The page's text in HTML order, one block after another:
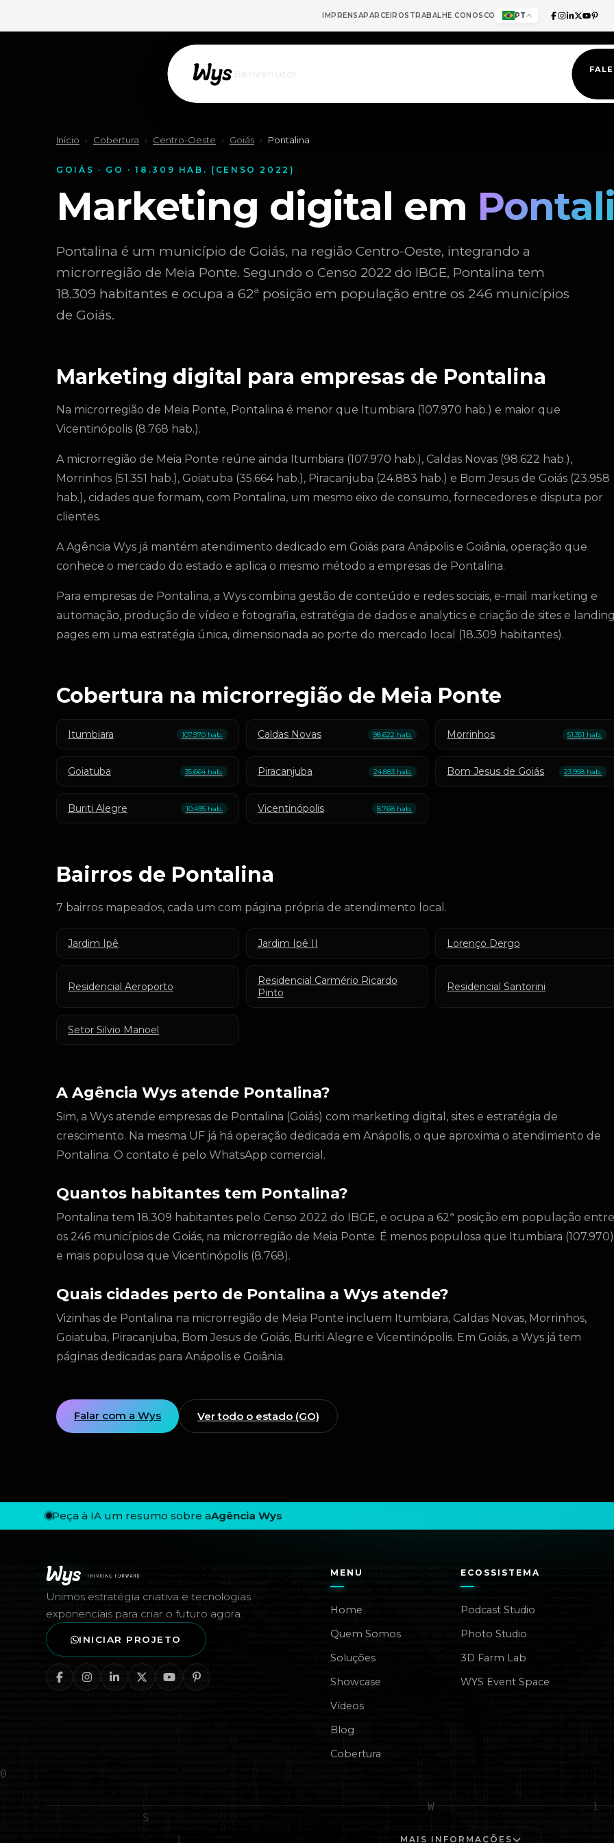
IMPRENSAPARCEIROS TRABALHE CONOSCO PT
Início › Cobertura › Centro-Oeste › Goiás › Pontalina
GOIÁS · GO · 18.309 HAB. (CENSO 2022)
Marketing digital em
Pontalina é um município de Goiás, na região Centro-Oeste, integrando a
microrregião de Meia Ponte. Segundo o Censo 2022 do IBGE, Pontalina tem
18.309 habitantes e ocupa a 62ª posição em população entre os 246 municípios
de Goiás.
Marketing digital para empresas de Pontalina
Na microrregião de Meia Ponte, Pontalina é menor que Itumbiara (107.970 hab.) e maior que
Vicentinópolis (8.768 hab.).
A microrregião de Meia Ponte reúne ainda Itumbiara (107.970 hab.), Caldas Novas (98.622 hab.),
Morrinhos (51.351 hab.), Goiatuba (35.664 hab.), Piracanjuba (24.883 hab.) e Bom Jesus de Goiás (23.958
hab.), cidades que formam, com Pontalina, um mesmo eixo de consumo, fornecedores e disputa por
clientes.
A Agência Wys já mantém atendimento dedicado em Goiás para Anápolis e Goiânia, operação que
conhece o mercado do estado e aplica o mesmo método a empresas de Pontalina.
Para empresas de Pontalina, a Wys combina gestão de conteúdo e redes sociais, e-mail marketing e
automação, produção de vídeo e fotografia, estratégia de dados e analytics e criação de sites e
pages em uma estratégia única, dimensionada ao porte do mercado local (18.309 habitantes).
Cobertura na microrregião de Meia Ponte
Itumbiara 107.970 hab. Caldas Novas 98.622 hab. Morrinhos 51.351 hab.
Goiatuba 35.664 hab. Piracanjuba 24.883 hab. Bom Jesus de Goiás 23.958 hab.
Buriti Alegre 10.495 hab. Vicentinópolis 8.768 hab.
Bairros de Pontalina
7 bairros mapeados, cada um com página própria de atendimento local.
Jardim Ipê Jardim Ipê II Lorenço Dergo
Residencial Aeroporto
Residencial Carmério Ricardo
Pinto
Residencial Santorini
Setor Silvio Manoel
A Agência Wys atende Pontalina?
Sim, a Wys atende empresas de Pontalina (Goiás) com marketing digital, sites e estratégia de
crescimento. Na mesma UF já há operação dedicada em Anápolis, o que aproxima o atendimento de
Pontalina. O contato é pelo WhatsApp comercial.
Quantos habitantes tem Pontalina?
Pontalina tem 18.309 habitantes pelo Censo 2022 do IBGE, e ocupa a 62ª posição em população entre
os 246 municípios de Goiás, na microrregião de Meia Ponte. É menos populosa que Itumbiara (107.970)
e mais populosa que Vicentinópolis (8.768).
Quais cidades perto de Pontalina a Wys atende?
Vizinhas de Pontalina na microrregião de Meia Ponte incluem Itumbiara, Caldas Novas, Morrinhos,
Goiatuba, Piracanjuba, Bom Jesus de Goiás, Buriti Alegre e Vicentinópolis. Em Goiás, a Wys já tem
páginas dedicadas para Anápolis e Goiânia.
Falar com a Wys Ver todo o estado (GO)
Rodapé — Agência Wys
Peça à IA um resumo sobre aAgência Wys
Unimos estratégia criativa e tecnologias
exponenciais para criar o futuro agora.
INICIAR PROJETO
MENU
Home
Quem Somos
Soluções
Showcase
Vídeos
Blog
Cobertura
ECOSSISTEMA
Podcast Studio
Photo Studio
3D Farm Lab
WYS Event Space
MAIS INFORMAÇÕES